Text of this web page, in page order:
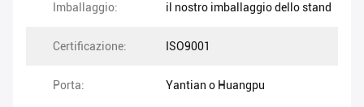
Imballaggio: il nostro imballaggio dello stand
Certificazione: ISO9001
Porta: Yantian o Huangpu